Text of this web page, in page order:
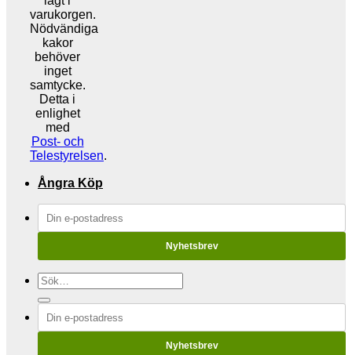
varukorgen.
Nödvändiga
kakor
behöver
inget
samtycke.
Detta i
enlighet
med
Post- och
Telestyrelsen.
Ångra Köp
Nyhetsbrev
Sök
efter:
Nyhetsbrev